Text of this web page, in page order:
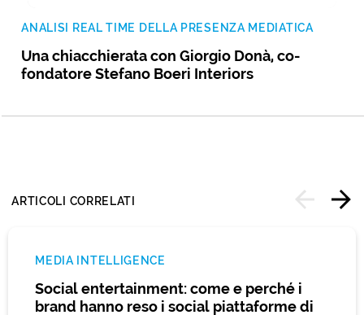
ANALISI REAL TIME DELLA PRESENZA MEDIATICA
Una chiacchierata con Giorgio Donà, co-
fondatore Stefano Boeri Interiors
ARTICOLI CORRELATI
MEDIA INTELLIGENCE
Social entertainment: come e perché i
brand hanno reso i social piattaforme di